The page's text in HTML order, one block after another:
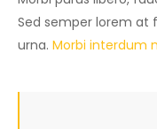
Sed semper lorem at
urna. Morbi interdum